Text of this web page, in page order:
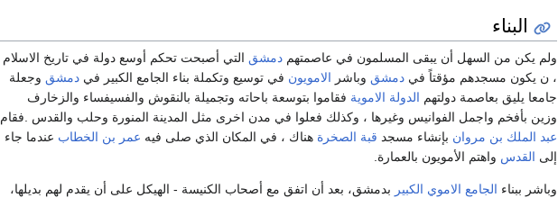
البناء
ولم يكن من السهل أن يبقى المسلمون في عاصمتهم دمشق التي أصبحت تحكم أوسع دولة في تاريخ الاسلام
، ن يكون مسجدهم مؤقتاً في دمشق وباشر الامويون في توسيع وتكملة بناء الجامع الكبير في دمشق وجعلة
جامعا يليق بعاصمة دولتهم الدولة الاموية فقاموا بتوسعة باحاته وتجميلة بالنقوش والفسيفساء والزخارف
وزين بأفخم واجمل الفوانيس وغيرها ، وكذلك فعلوا في مدن اخرى مثل المدينة المنورة وحلب والقدس .فقام
عبد الملك بن مروان بإنشاء مسجد قبة الصخرة هناك ، في المكان الذي صلى فيه عمر بن الخطاب عندما جاء
إلى القدس واهتم الأمويون بالعمارة.
وباشر ببناء الجامع الاموي الكبير بدمشق، بعد أن اتفق مع أصحاب الكنيسة - الهيكل على أن يقدم لهم بديلها،